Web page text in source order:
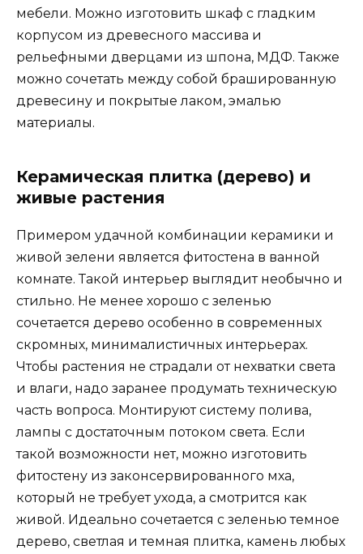
мебели. Можно изготовить шкаф с гладким
корпусом из древесного массива и
рельефными дверцами из шпона, МДФ. Также
можно сочетать между собой брашированную
древесину и покрытые лаком, эмалью
материалы.
Керамическая плитка (дерево) и
живые растения
Примером удачной комбинации керамики и
живой зелени является фитостена в ванной
комнате. Такой интерьер выглядит необычно и
стильно. Не менее хорошо с зеленью
сочетается дерево особенно в современных
скромных, минималистичных интерьерах.
Чтобы растения не страдали от нехватки света
и влаги, надо заранее продумать техническую
часть вопроса. Монтируют систему полива,
лампы с достаточным потоком света. Если
такой возможности нет, можно изготовить
фитостену из законсервированного мха,
который не требует ухода, а смотрится как
живой. Идеально сочетается с зеленью темное
дерево, светлая и темная плитка, камень любых